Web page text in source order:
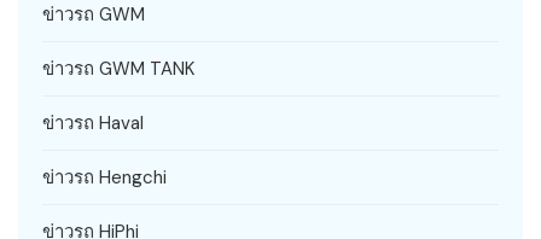
ข่าวรถ GWM
ข่าวรถ GWM TANK
ข่าวรถ Haval
ข่าวรถ Hengchi
ข่าวรถ HiPhi